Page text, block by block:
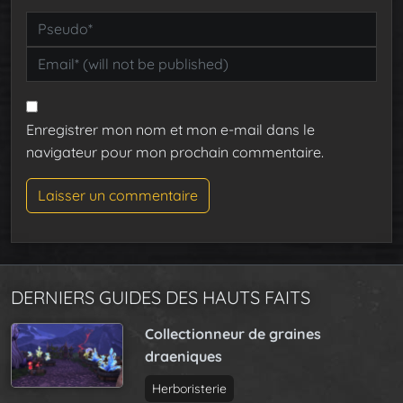
Enregistrer mon nom et mon e-mail dans le
navigateur pour mon prochain commentaire.
DERNIERS GUIDES DES HAUTS FAITS
Collectionneur de graines
draeniques
Herboristerie